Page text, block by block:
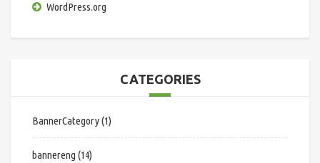
WordPress.org
CATEGORIES
BannerCategory(1)
bannereng (14)